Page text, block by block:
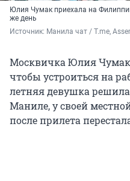
Юлия Чумак приехала на
же день
Источник: Манила чат / T.me,
Москвичка Юлия
чтобы устроиться на
летняя девушка решила
Маниле, у своей
после прилета